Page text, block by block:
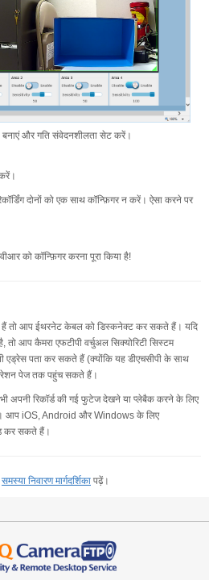
और गति संवेदनशीलता सेट करें।
दोनों को एक साथ कॉन्फ़िगर न करें। ऐसा करने पर
को कॉन्फ़िगर करना पूरा किया है!
हैं तो आप ईथरनेट केबल को डिस्कनेक्ट कर सकते हैं। यदि
आप कैमरा एफटीपी वर्चुअल सिक्योरिटी सिस्टम
एड्रेस पता कर सकते हैं (क्योंकि यह डीएचसीपी के साथ
पेज तक पहुंच सकते हैं।
अपनी रिकॉर्ड की गई फुटेज देखने या प्लेबैक करने के लिए
आप iOS, Android और Windows के लिए
कर सकते हैं।
समस्या निवारण मार्गदर्शिका पढ़ें।